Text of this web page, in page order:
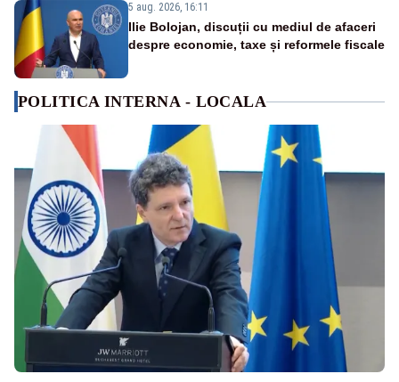
5 aug. 2026, 16:11
Ilie Bolojan, discuții cu mediul de afaceri
despre economie, taxe și reformele fiscale
POLITICA INTERNA - LOCALA